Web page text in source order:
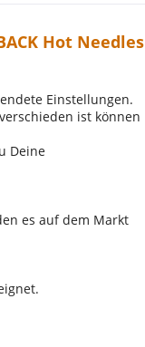
Hot
Einstellungen.
ist können
Deine
es auf dem Markt